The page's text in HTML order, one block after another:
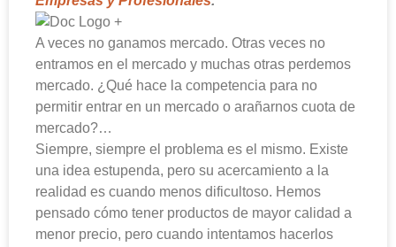
A veces no ganamos mercado. Otras veces no
entramos en el mercado y muchas otras perdemos
mercado. ¿Qué hace la competencia para no
permitir entrar en un mercado o arañarnos cuota de
mercado?…
Siempre, siempre el problema es el mismo. Existe
una idea estupenda, pero su acercamiento a la
realidad es cuando menos dificultoso. Hemos
pensado cómo tener productos de mayor calidad a
menor precio, pero cuando intentamos hacerlos